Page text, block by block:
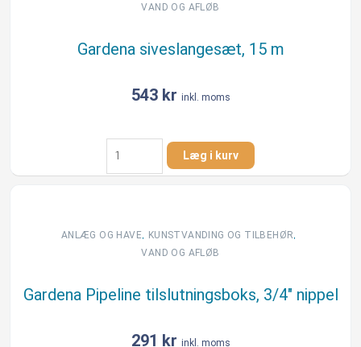
mm
antal
VAND OG AFLØB
Gardena siveslangesæt, 15 m
543 kr inkl. moms
Gardena
siveslangesæt,
15
Læg i kurv
ANLÆG OG HAVE, KUNSTVANDING OG TILBEHØR,
VAND OG AFLØB
Gardena Pipeline tilslutningsboks, 3/4″ nippel
291 kr inkl. moms